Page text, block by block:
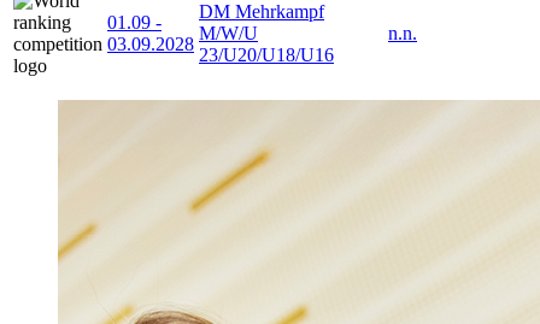
01.09 -
03.09.2028
DM Mehrkampf
M/W/U
23/U20/U18/U16
n.n.